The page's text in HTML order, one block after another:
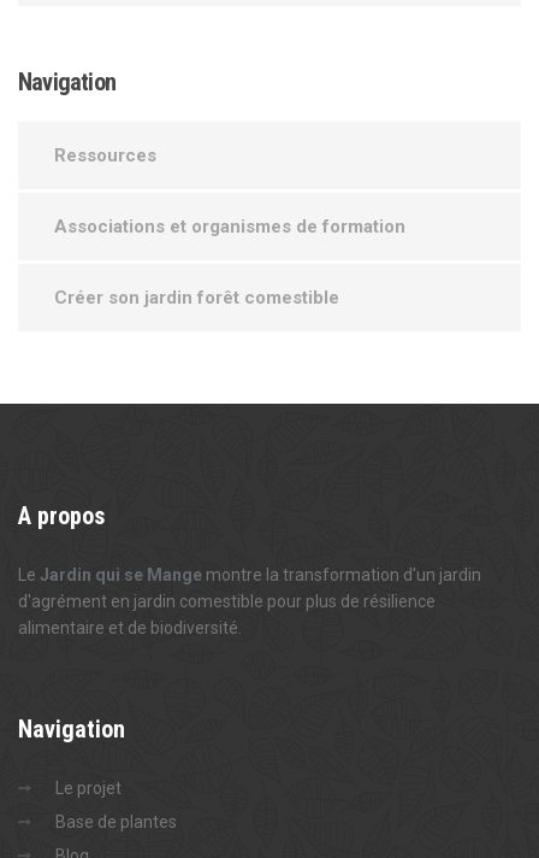
Navigation
Ressources
Associations et organismes de formation
Créer son jardin forêt comestible
A propos
Le Jardin qui se Mange montre la transformation d'un jardin
d'agrément en jardin comestible pour plus de résilience
alimentaire et de biodiversité.
Navigation
Le projet
Base de plantes